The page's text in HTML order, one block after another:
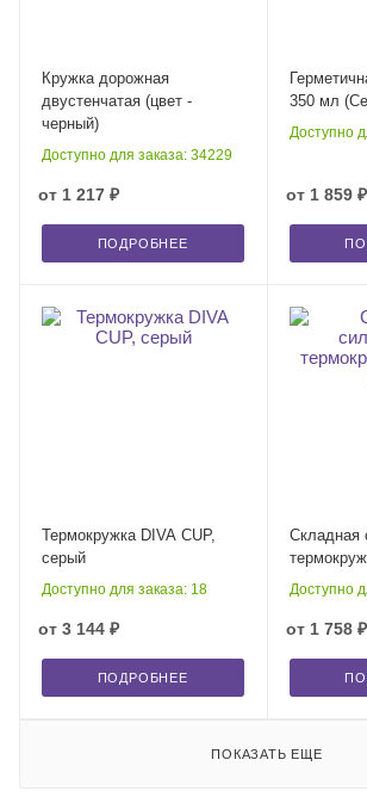
Кружка дорожная
двустенчатая (цвет -
черный)
Доступно для заказа: 34229
от 1 217 ₽
ПОДРОБНЕЕ
350 мл
Доступно
от 1 859 ₽
Термокружка DIVA CUP,
серый
Доступно для заказа: 18
от 3 144 ₽
ПОДРОБНЕЕ
Складная
Доступно
от 1 758 ₽
ПОКАЗАТЬ ЕЩЕ